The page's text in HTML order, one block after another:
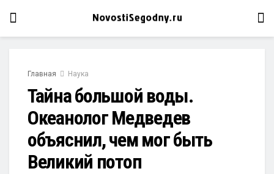
Главная Наука
Тайна большой воды.
Океанолог Медведев
объяснил, чем мог быть
Великий потоп